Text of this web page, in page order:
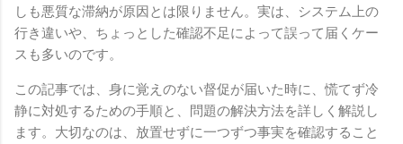
しも悪質な滞納が原因とは限りません。実は、システム上の
行き違いや、ちょっとした確認不足によって誤って届くケー
スも多いのです。
この記事では、身に覚えのない督促が届いた時に、慌てず冷
静に対処するための手順と、問題の解決方法を詳しく解説し
ます。大切なのは、放置せずに一つずつ事実を確認すること